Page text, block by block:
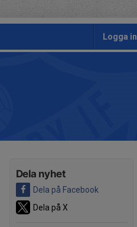
Logga in
Dela nyhet
Dela på Facebook
Dela på X